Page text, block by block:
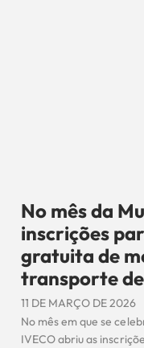
No mês da
inscrições
gratuita de
transporte
11 DE MARÇO DE 2026
No mês em que se
IVECO abriu as